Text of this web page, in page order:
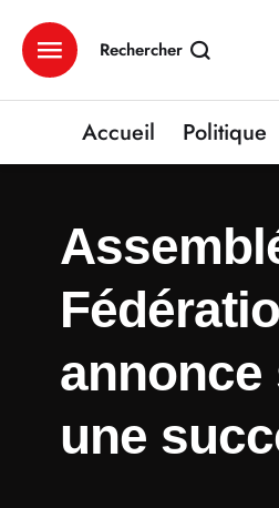
Rechercher
Accueil Politique
annonce
une